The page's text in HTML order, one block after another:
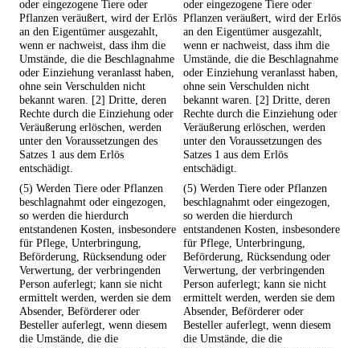
oder eingezogene Tiere oder
Pflanzen veräußert, wird der Erlös
an den Eigentümer ausgezahlt,
wenn er nachweist, dass ihm die
Umstände, die die Beschlagnahme
oder Einziehung veranlasst haben,
ohne sein Verschulden nicht
bekannt waren. [2] Dritte, deren
Rechte durch die Einziehung oder
Veräußerung erlöschen, werden
unter den Voraussetzungen des
Satzes 1 aus dem Erlös
entschädigt.
oder eingezogene Tiere oder
Pflanzen veräußert, wird der Erlös
an den Eigentümer ausgezahlt,
wenn er nachweist, dass ihm die
Umstände, die die Beschlagnahme
oder Einziehung veranlasst haben,
ohne sein Verschulden nicht
bekannt waren. [2] Dritte, deren
Rechte durch die Einziehung oder
Veräußerung erlöschen, werden
unter den Voraussetzungen des
Satzes 1 aus dem Erlös
entschädigt.
(5) Werden Tiere oder Pflanzen
beschlagnahmt oder eingezogen,
so werden die hierdurch
entstandenen Kosten, insbesondere
für Pflege, Unterbringung,
Beförderung, Rücksendung oder
Verwertung, der verbringenden
Person auferlegt; kann sie nicht
ermittelt werden, werden sie dem
Absender, Beförderer oder
Besteller auferlegt, wenn diesem
die Umstände, die die
(5) Werden Tiere oder Pflanzen
beschlagnahmt oder eingezogen,
so werden die hierdurch
entstandenen Kosten, insbesondere
für Pflege, Unterbringung,
Beförderung, Rücksendung oder
Verwertung, der verbringenden
Person auferlegt; kann sie nicht
ermittelt werden, werden sie dem
Absender, Beförderer oder
Besteller auferlegt, wenn diesem
die Umstände, die die